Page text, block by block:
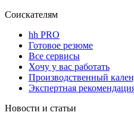
Соискателям
hh PRO
Готовое резюме
Все сервисы
Хочу у вас работать
Производственный
Экспертная
Новости и статьи